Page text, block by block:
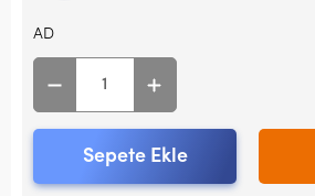
AD
Sepete Ekle